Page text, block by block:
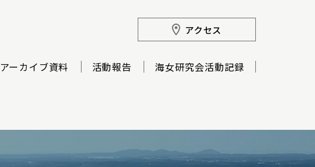
アクセス
アーカイブ資料 活動報告 海女研究会活動記録